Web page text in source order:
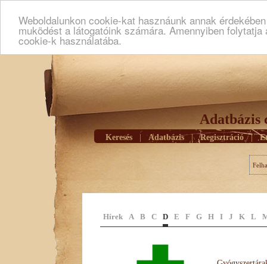
Weboldalunkon cookie-kat hasznáunk annak
muködést a látogatóink számára. Amennyiben
cookie-k használatába.
Adatbázis
Keresés Adatbázis | Regisztráció |
Hírek A B C D E F G H I J K L